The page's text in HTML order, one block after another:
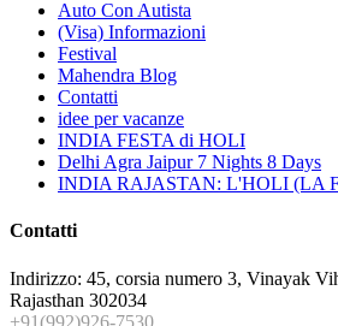
Auto Con Autista
(Visa) Informazioni
Festival
Mahendra Blog
Contatti
idee per vacanze
INDIA FESTA di HOLI
Delhi Agra Jaipur 7 Nights 8 Days
INDIA RAJASTAN: L'HOLI (LA
Contatti
Indirizzo: 45, corsia numero 3, Vinayak
Rajasthan 302034
+91(992)926-7530